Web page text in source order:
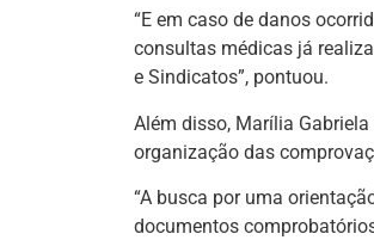
“E em caso de danos
consultas médicas já
e Sindicatos”, pontuou.
Além disso, Marília
organização das
“A busca por uma
documentos